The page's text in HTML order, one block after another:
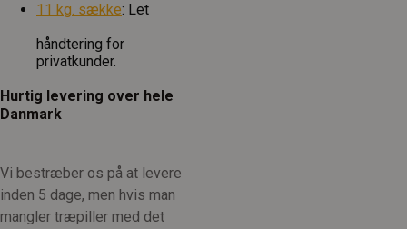
11 kg. sække: Let
håndtering for
privatkunder.
Hurtig levering over hele
Danmark
Vi bestræber os på at levere
inden 5 dage, men hvis man
mangler træpiller med det